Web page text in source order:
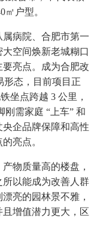
户型。
病院、合肥市第一
空间焕新老城糊口
亮点。成为合肥改
形态，目前项目正
坐点跨越 3 公里，
需家庭 “上车” 和
企品牌保障和高性
亮点。
物质量高的楼盘，
以能成为改善人群
亮的园林景不雅，
增值潜力更大，区